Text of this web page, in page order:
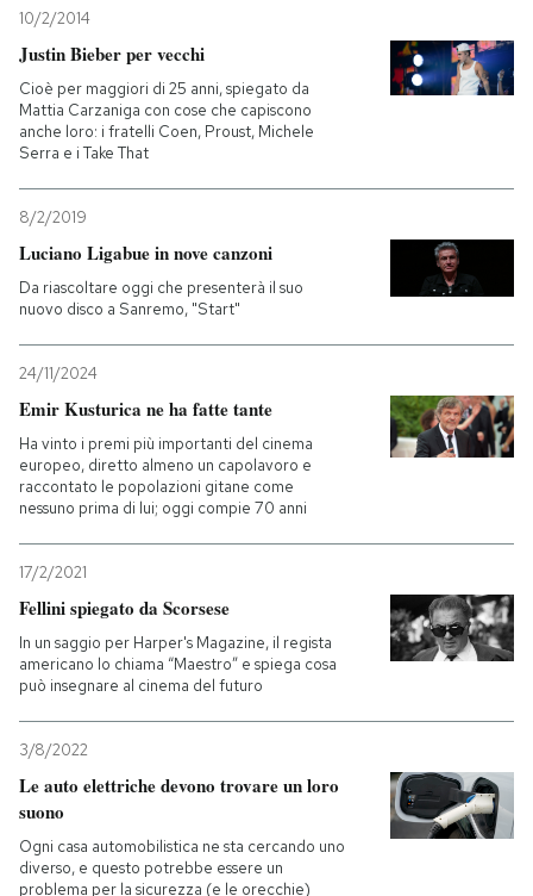
10/2/2014
Justin Bieber per vecchi
Cioè per maggiori di 25 anni, spiegato da
Mattia Carzaniga con cose che capiscono
anche loro: i fratelli Coen, Proust, Michele
Serra e i Take That
8/2/2019
Luciano Ligabue in nove canzoni
Da riascoltare oggi che presenterà il suo
nuovo disco a Sanremo, "Start"
24/11/2024
Emir Kusturica ne ha fatte tante
Ha vinto i premi più importanti del cinema
europeo, diretto almeno un capolavoro e
raccontato le popolazioni gitane come
nessuno prima di lui; oggi compie 70 anni
17/2/2021
Fellini spiegato da Scorsese
In un saggio per Harper's Magazine, il regista
americano lo chiama “Maestro” e spiega cosa
può insegnare al cinema del futuro
3/8/2022
Le auto elettriche devono trovare un loro
suono
Ogni casa automobilistica ne sta cercando uno
diverso, e questo potrebbe essere un
problema per la sicurezza (e le orecchie)